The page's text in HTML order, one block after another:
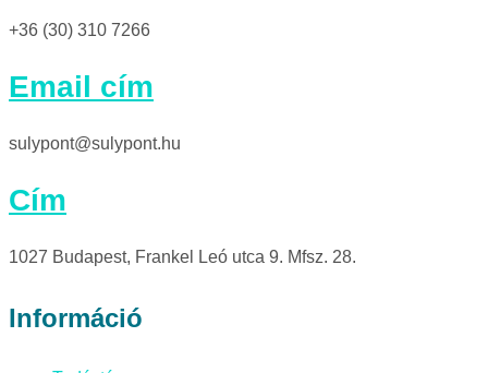
+36 (30) 310 7266
Email cím
sulypont@sulypont.hu
Cím
1027 Budapest, Frankel Leó utca 9. Mfsz. 28.
Információ